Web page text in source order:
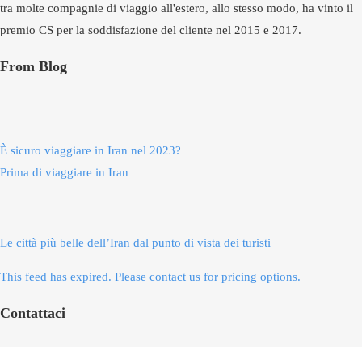
tra molte compagnie di viaggio all'estero, allo stesso modo, ha vinto il
premio CS per la soddisfazione del cliente nel 2015 e 2017.
From Blog
È sicuro viaggiare in Iran nel 2023?
Prima di viaggiare in Iran
Le città più belle dell’Iran dal punto di vista dei turisti
This feed has expired. Please contact us for pricing options.
Contattaci